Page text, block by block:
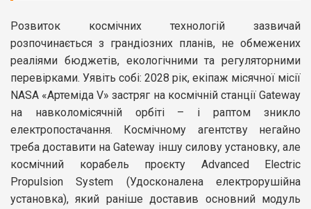
Розвиток космічних технологій зазвичай
розпочинається з грандіозних планів, не обмежених
реаліями бюджетів, екологічними та регуляторними
перевірками. Уявіть собі: 2028 рік, екіпаж місячної місії
NASA «Артеміда V» застряг на космічній станції Gateway
на навколомісячній орбіті – і раптом зникло
електропостачання. Космічному агентству негайно
треба доставити на Gateway іншу силову установку, але
космічний корабель проєкту Advanced Electric
Propulsion System (Удосконалена електрорушійна
установка), який раніше доставив основний модуль